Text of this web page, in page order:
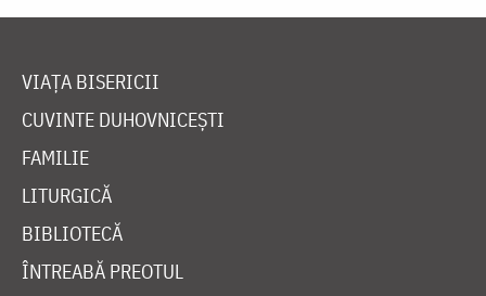
VIAȚA BISERICII
CUVINTE DUHOVNICEȘTI
FAMILIE
LITURGICĂ
BIBLIOTECĂ
ÎNTREABĂ PREOTUL